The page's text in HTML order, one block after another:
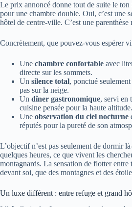
Le prix annoncé donne tout de suite le
pour une chambre double. Oui, c’est une
hôtel de centre-ville. C’est une
Concrètement, que pouvez-vous espérer
Une chambre confortable avec
directe sur les sommets.
Un silence total, ponctué
pas sur la neige.
Un dîner gastronomique, servi en
cuisine pensée pour la haute altitude.
Une observation du ciel nocturne
réputés pour la pureté de son
L’objectif n’est pas seulement de dormir
quelques heures, ce que vivent les
montagnards. La sensation de flotter entre
devant soi, que des montagnes et des
Un luxe différent : entre refuge et grand